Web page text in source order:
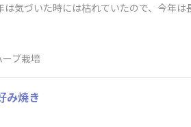
気づいた時には枯れていたので、今年は
ーブ栽培
み焼き